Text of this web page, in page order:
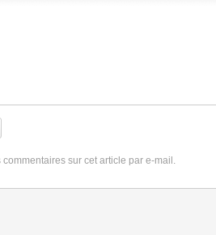
sur cet article par e-mail.